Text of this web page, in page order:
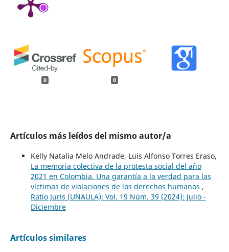
0 0
Artículos más leídos del mismo autor/a
Kelly Natalia Melo Andrade, Luis Alfonso Torres Eraso,
La memoria colectiva de la protesta social del año
2021 en Colombia. Una garantía a la verdad para las
víctimas de violaciones de los derechos humanos ,
Ratio Juris (UNAULA): Vol. 19 Núm. 39 (2024): Julio -
Diciembre
Artículos similares